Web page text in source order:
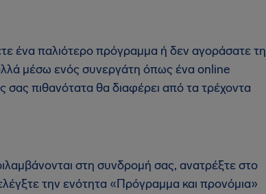
ένα παλιότερο πρόγραμμα ή δεν αγοράσατε τη
μέσω ενός συνεργάτη όπως ένα online
σας πιθανότατα θα διαφέρει από τα τρέχοντα
στη συνδρομή σας, ανατρέξτε στο
την ενότητα «Πρόγραμμα και προνόμια»